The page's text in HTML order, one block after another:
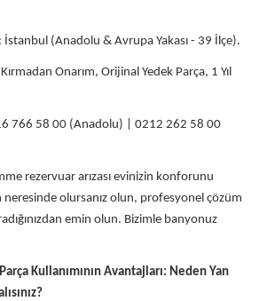
: İstanbul (Anadolu & Avrupa Yakası - 39 İlçe).
Onarım, Orijinal Yedek Parça, 1 Yıl
766 58 00 (Anadolu) | 0212 262 58 00
rezervuar arızası evinizin konforunu
neresinde olursanız olun, profesyonel çözüm
emin olun. Bizimle banyonuz
Kullanımının Avantajları: Neden Yan